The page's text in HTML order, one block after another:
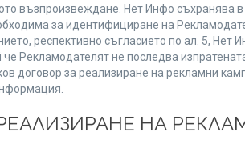
възпроизвеждане. Нет Инфо съхранява в
за идентифициране на
респективно съгласието по ал. 5, Нет
Рекламодателят не последва
договор за реализиране на рекламни
РЕАЛИЗИРАНЕ НА